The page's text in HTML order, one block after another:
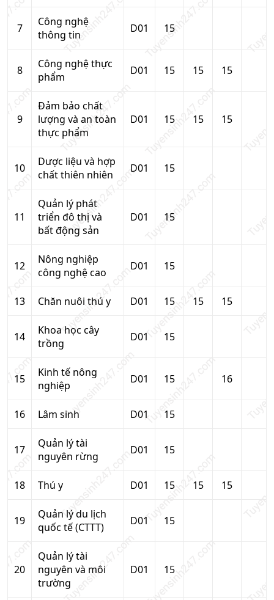
7
Công nghệ
thông tin
D01 15
8
Công nghệ thực
phẩm
D01 15 15 15
9
Đảm bảo chất
lượng và an toàn
thực phẩm
D01 15 15 15
10
Dược liệu và hợp
chất thiên nhiên
D01 15
11
Quản lý phát
triển đô thị và
bất động sản
D01 15
12
Nông nghiệp
công nghệ cao
D01 15
13 Chăn nuôi thú y D01 15 15 15
14
Khoa học cây
trồng
D01 15
15
Kinh tế nông
nghiệp
D01 15 16
16 Lâm sinh D01 15
17
Quản lý tài
nguyên rừng
D01 15
18 Thú y D01 15 15 15
19
Quản lý du lịch
quốc tế (CTTT)
D01 15
20
Quản lý tài
nguyên và môi
trường
D01 15